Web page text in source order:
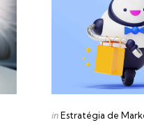
Categories
Posted
inEstratégia de